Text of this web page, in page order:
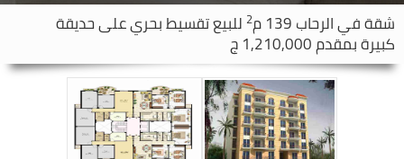
شقة فيالرحاب 2 للبيع تقسيط بحري على حديقة
كبيرة بمقدم 1,210,000 ج